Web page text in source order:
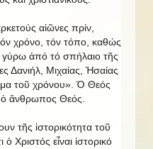
αἰῶνες πρίν,
χρόνο, τόν τόπο, καθώς
γύρω ἀπό τό σπήλαιο τῆς
Δανιήλ, Μιχαίας, Ἠσαίας
τοῦ χρόνου». Ὁ Θεός
ὁ ἄνθρωπος Θεός.
τῆς ἱστορικότητα τοῦ
Χριστός εἶναι ἱστορικό